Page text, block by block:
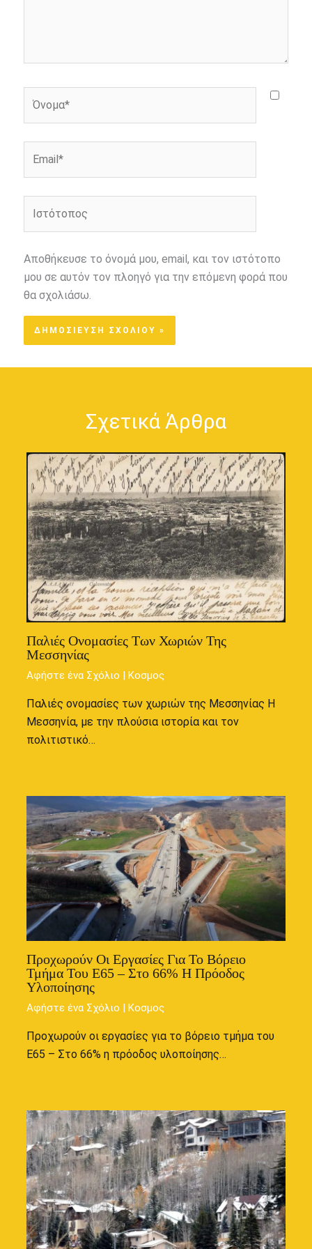
Αποθήκευσε το όνομά μου, email, και τον ιστότοπο
μου σε αυτόν τον πλοηγό για την επόμενη φορά που
θα σχολιάσω.
Σχετικά Άρθρα
Παλιές Ονομασίες Των Χωριών Της
Μεσσηνίας
Αφήστε ένα Σχόλιο |Κοσμος
Παλιές ονομασίες των χωριών της Μεσσηνίας Η
Μεσσηνία, με την πλούσια ιστορία και τον
πολιτιστικό…
Προχωρούν Οι Εργασίες Για Το Βόρειο
Τμήμα Του Ε65 – Στο 66% Η Πρόοδος
Υλοποίησης
Αφήστε ένα Σχόλιο |Κοσμος
Προχωρούν οι εργασίες για το βόρειο τμήμα του
Ε65 – Στο 66% η πρόοδος υλοποίησης…